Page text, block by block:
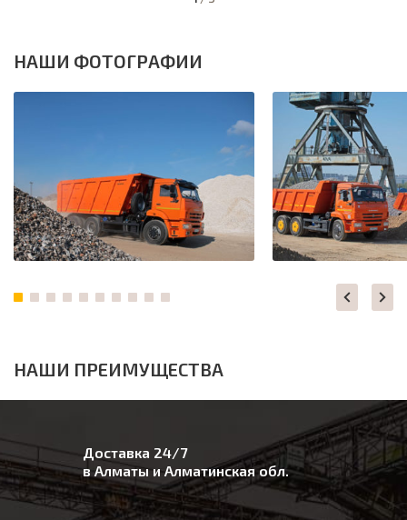
НАШИ ФОТОГРАФИИ
НАШИ ПРЕИМУЩЕСТВА
Доставка 24/7
в Алматы и Алматинская обл.